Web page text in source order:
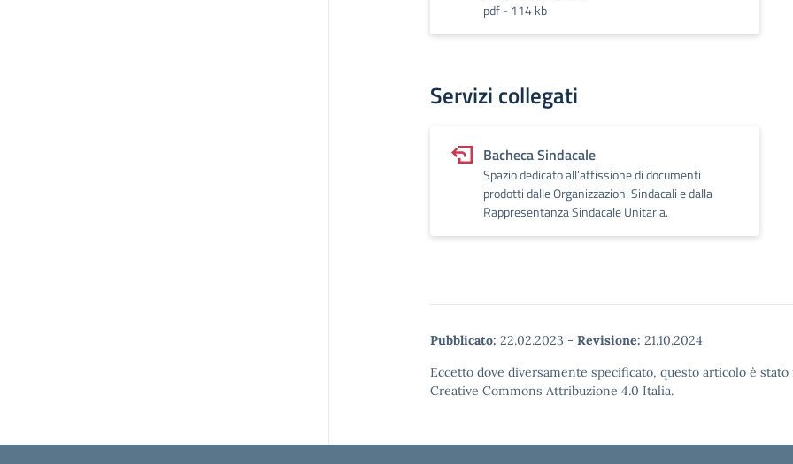
pdf - 114 kb
Servizi collegati
Bacheca Sindacale
Spazio dedicato all’affissione di documenti
prodotti dalle Organizzazioni Sindacali e dalla
Rappresentanza Sindacale Unitaria.
Pubblicato: 22.02.2023 - Revisione: 21.10.2024
Eccetto dove diversamente specificato, questo articolo è
Creative Commons Attribuzione 4.0 Italia.